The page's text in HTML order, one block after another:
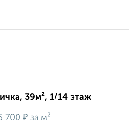
39м², 1/14 этаж
700 ₽ за м²